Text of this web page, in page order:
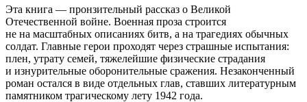
Эта книга — пронзительный рассказ о Великой
Отечественной войне. Военная проза строится
не на масштабных описаниях битв, а на трагедиях обычных
солдат. Главные герои проходят через страшные испытания:
плен, утрату семей, тяжелейшие физические страдания
и изнурительные оборонительные сражения. Незаконченный
роман остался в виде отдельных глав, ставших литературным
памятником трагическому лету 1942 года.